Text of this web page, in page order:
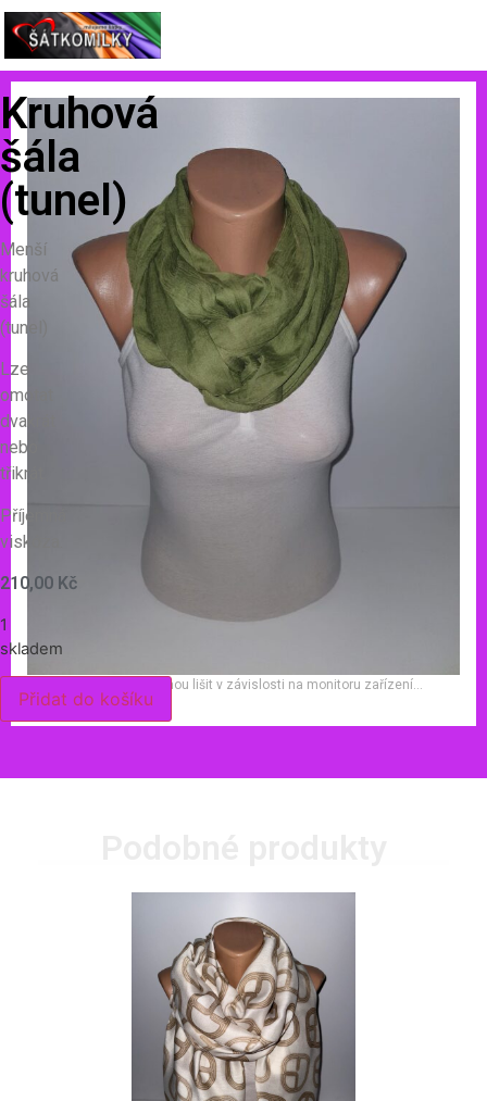
Barevné odstíny se mohou lišit v závislosti na monitoru zařízení…
Kruhová
šála
(tunel)
Menší
kruhová
šála
(tunel)
Lze
omotat
dvakrát
nebo
třikrát.
Příjemná
viskóza.
210,00 Kč
1
skladem
Přidat do košíku